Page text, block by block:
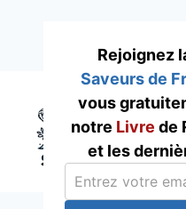
content
Rejoignez
Saveurs de
vous
notre Livre de
et les